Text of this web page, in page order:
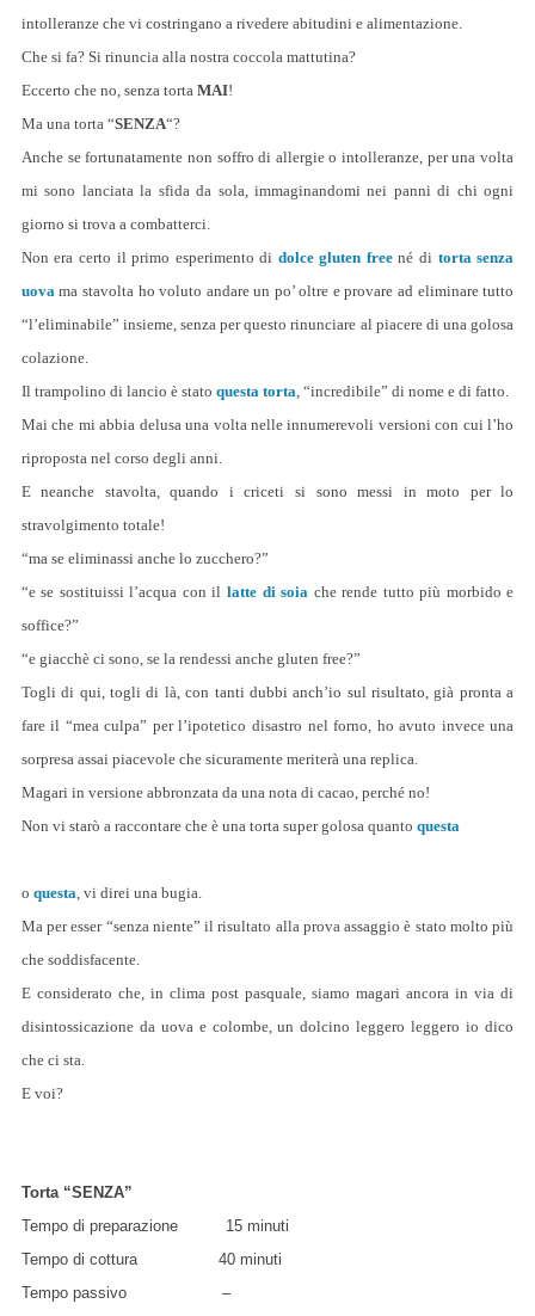
intolleranze che vi costringano a rivedere abitudini e alimentazione.
Che si fa? Si rinuncia alla nostra coccola mattutina?
Eccerto che no, senza torta MAI!
Ma una torta “SENZA“?
Anche se fortunatamente non soffro di allergie o intolleranze, per una volta
mi sono lanciata la sfida da sola, immaginandomi nei panni di chi ogni
giorno si trova a combatterci.
Non era certo il primo esperimento di dolce gluten freené di torta senza
uovama stavolta ho voluto andare un po’ oltre e provare ad eliminare tutto
“l’eliminabile” insieme, senza per questo rinunciare al piacere di una golosa
colazione.
Il trampolino di lancio è stato questa torta, “incredibile” di nome e di fatto.
Mai che mi abbia delusa una volta nelle innumerevoli versioni con cui l’ho
riproposta nel corso degli anni.
E neanche stavolta, quando i criceti si sono messi in moto per lo
stravolgimento totale!
“ma se eliminassi anche lo zucchero?”
“e se sostituissi l’acqua con il latte di soia che rende tutto più morbido e
soffice?”
“e giacchè ci sono, se la rendessi anche gluten free?”
Togli di qui, togli di là, con tanti dubbi anch’io sul risultato, già pronta a
fare il “mea culpa” per l’ipotetico disastro nel forno, ho avuto invece una
sorpresa assai piacevole che sicuramente meriterà una replica.
Magari in versione abbronzata da una nota di cacao, perché no!
Non vi starò a raccontare che è una torta super golosa quanto questa
o questa, vi direi una bugia.
Ma per esser “senza niente” il risultato alla prova assaggio è stato molto più
che soddisfacente.
E considerato che, in clima post pasquale, siamo magari ancora in via di
disintossicazione da uova e colombe, un dolcino leggero leggero io dico
che ci sta.
E voi?
Torta “SENZA”
Tempo di preparazione 15 minuti
Tempo di cottura 40 minuti
Tempo passivo –